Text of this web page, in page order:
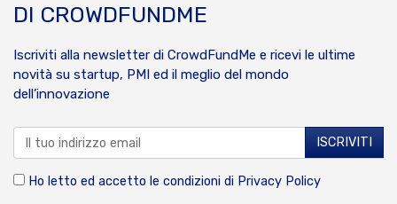
DI CROWDFUNDME
Iscriviti alla newsletter di CrowdFundMe e ricevi le ultime
novità su startup, PMI ed il meglio del mondo
dell’innovazione
Ho letto ed accetto le condizioni di Privacy Policy